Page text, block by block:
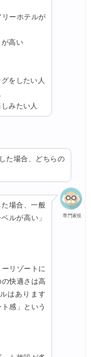
ーホテルが
高い
をしたい人
みたい人
た場合、どちらの
専門家役
場合、一般
ルが高い」
リゾートに
快適さは高
はあります
感」という